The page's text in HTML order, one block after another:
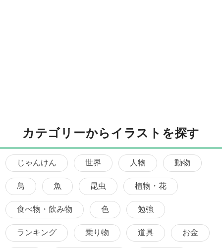
カテゴリーからイラストを探す
じゃんけん 世界 人物 動物
鳥 魚 昆虫 植物・花
食べ物・飲み物 色 勉強
ランキング 乗り物 道具 お金